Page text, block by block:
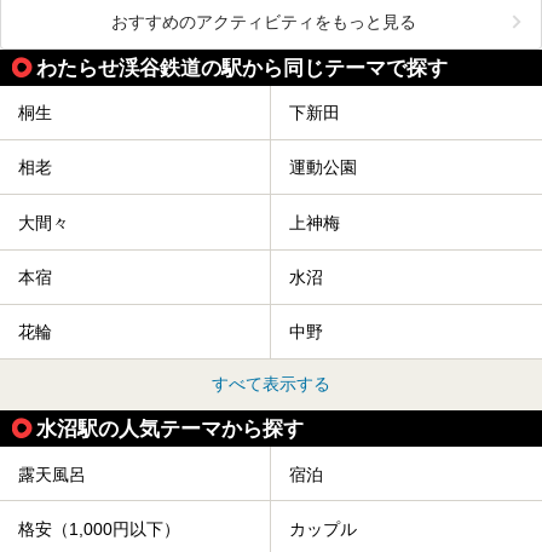
おすすめのアクティビティをもっと見る
わたらせ渓谷鉄道の駅から同じテーマで探す
桐生 下新田
相老 運動公園
大間々 上神梅
本宿 水沼
花輪 中野
すべて表示する
水沼駅の人気テーマから探す
露天風呂 宿泊
格安（1,000円以下） カップル